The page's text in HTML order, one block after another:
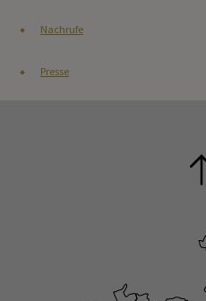
Nachrufe
Presse